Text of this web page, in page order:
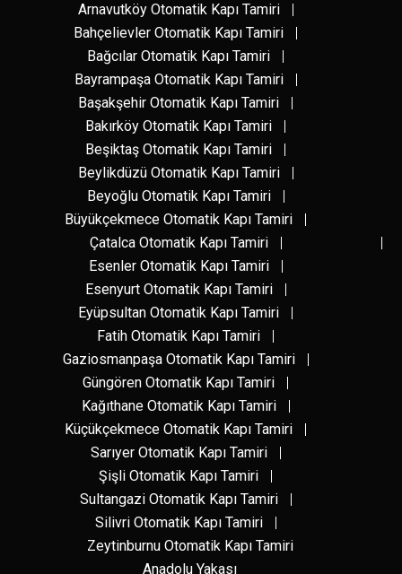
Arnavutköy Otomatik Kapı Tamiri
Bahçelievler Otomatik Kapı Tamiri
Bağcılar Otomatik Kapı Tamiri
Bayrampaşa Otomatik Kapı Tamiri
Başakşehir Otomatik Kapı Tamiri
Bakırköy Otomatik Kapı Tamiri
Beşiktaş Otomatik Kapı Tamiri
Beylikdüzü Otomatik Kapı Tamiri
Beyoğlu Otomatik Kapı Tamiri
Büyükçekmece Otomatik Kapı Tamiri
Çatalca Otomatik Kapı Tamiri
Esenler Otomatik Kapı Tamiri
Esenyurt Otomatik Kapı Tamiri
Eyüpsultan Otomatik Kapı Tamiri
Fatih Otomatik Kapı Tamiri
Gaziosmanpaşa Otomatik Kapı Tamiri
Güngören Otomatik Kapı Tamiri
Kağıthane Otomatik Kapı Tamiri
Küçükçekmece Otomatik Kapı Tamiri
Sarıyer Otomatik Kapı Tamiri
Şişli Otomatik Kapı Tamiri
Sultangazi Otomatik Kapı Tamiri
Silivri Otomatik Kapı Tamiri
Zeytinburnu Otomatik Kapı Tamiri
Anadolu Yakası